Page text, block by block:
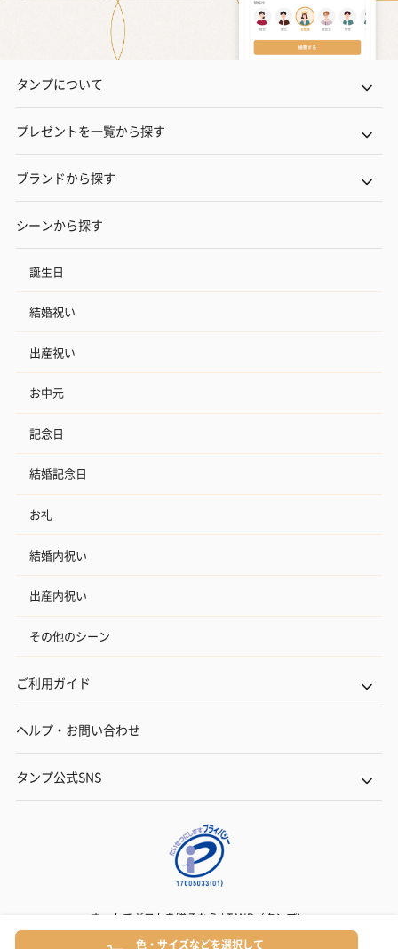
色・サイズなどを選択して
タンプについて
プレゼントを一覧から探す
ブランドから探す
シーンから探す
誕生日
結婚祝い
出産祝い
お中元
記念日
結婚記念日
お礼
結婚内祝い
出産内祝い
その他のシーン
ご利用ガイド
ヘルプ・お問い合わせ
タンプ公式SNS
ネットでギフトを贈るなら | TANP（タンプ）
Copyright© TANP Inc.